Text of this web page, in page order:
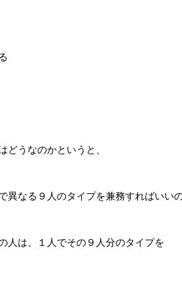
どうなのかというと、
異なる９人のタイプを兼務すればいい
人は、１人でその９人分のタイプを